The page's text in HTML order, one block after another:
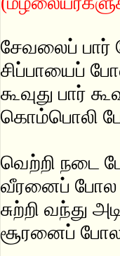
சேவலைப் பார்
சிப்பாயைப்
கூவுது பார்
கொம்பொலி
வெற்றி நடை
வீரனைப் போல
சுற்றி வந்து
சூரனைப்